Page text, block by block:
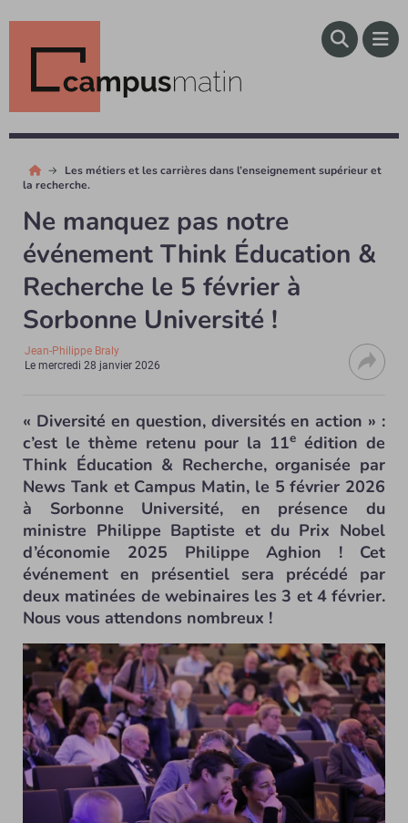
Les métiers et les carrières dans l’enseignement supérieur et
la recherche.
Ne manquez pas notre
événement Think Éducation &
Recherche le 5 février à
Sorbonne Université !
Jean-Philippe Braly
Lemercredi 28 janvier 2026
« Diversité en question, diversités en action » :
c’est le thème retenu pour la 11e édition de
Think Éducation & Recherche, organisée par
News Tank et Campus Matin, le 5 février 2026
à Sorbonne Université, en présence du
ministre Philippe Baptiste et du Prix Nobel
d’économie 2025 Philippe Aghion ! Cet
événement en présentiel sera précédé par
deux matinées de webinaires les 3 et 4 février.
Nous vous attendons nombreux !